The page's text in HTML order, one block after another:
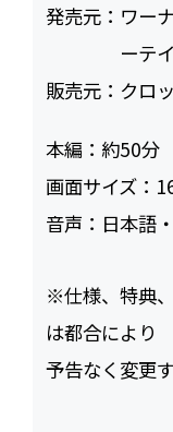
発売元： ワー
ーテ
販売元： クロ
本編： 約50
画面サイズ：
音声： 日本語
※仕様、特典
は都合により
予告なく変更